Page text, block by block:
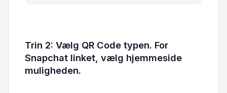
Trin 2: Vælg QR Code typen. For
Snapchat linket, vælg hjemmeside
muligheden.